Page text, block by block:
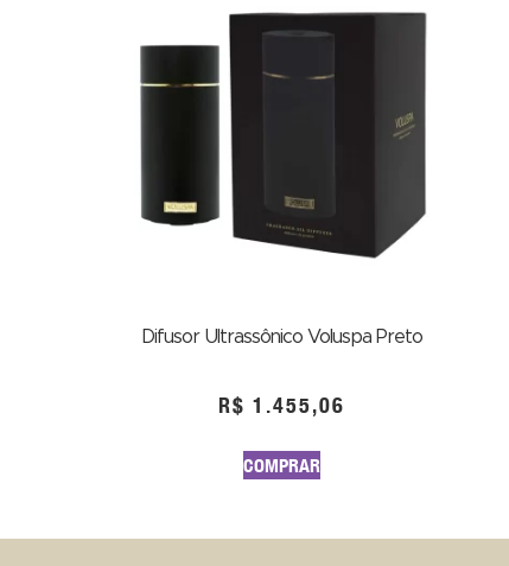
Difusor Ultrassônico Voluspa Preto
R$ 1.455,06
COMPRAR